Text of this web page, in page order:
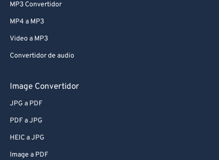
MP3 Convertidor
MP4 a MP3
Video a MP3
Convertidor de audio
Image Convertidor
JPG a PDF
PDF a JPG
HEIC a JPG
Image a PDF